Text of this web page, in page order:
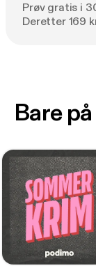
Prøv gratis i
Deretter 169
Bare